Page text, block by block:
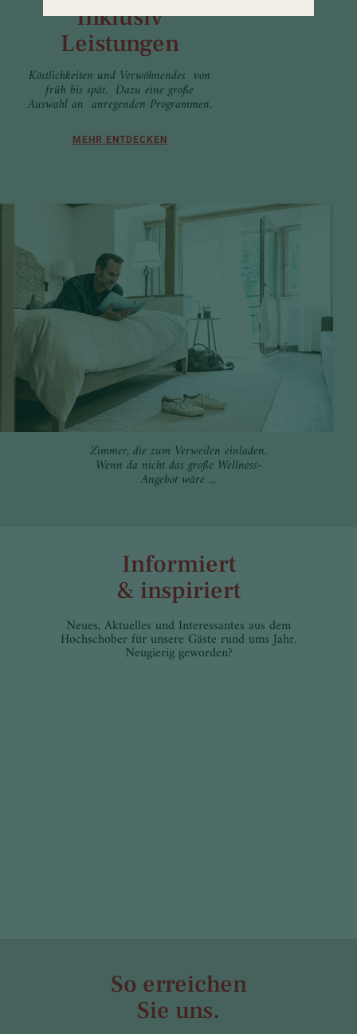
Inklusiv
Leistungen
Köstlichkeiten und Verwöhnendes von
früh bis spät. Dazu eine große
Auswahl an anregenden Programmen.
MEHR ENTDECKEN
Zimmer, die zum Verweilen einladen.
Wenn da nicht das große Wellness-
Angebot wäre ...
Informiert
& inspiriert
Neues, Aktuelles und Interessantes aus dem
Hochschober für unsere Gäste rund ums Jahr.
Neugierig geworden?
So erreichen
Sie uns.